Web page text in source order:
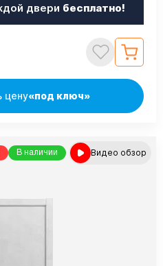
двери бесплатно!
цену«под ключ»
В наличии Видео обзор